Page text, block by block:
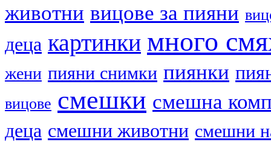
животни вицове за пияни
деца картинки много
жени пияни снимки пиянки
вицове смешки смешна
деца смешни животни смешни